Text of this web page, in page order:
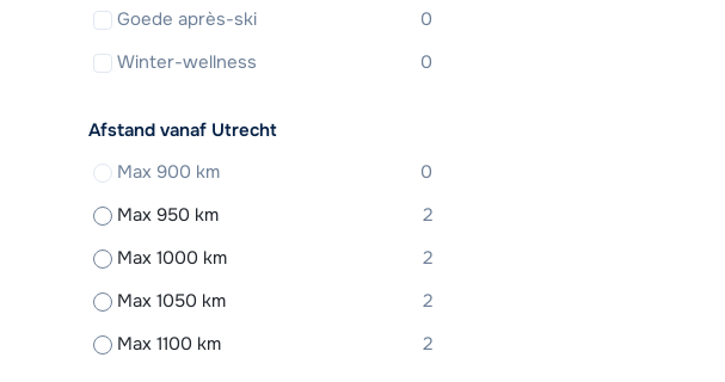
Goede après-ski
0
Winter-wellness
0
Afstand vanaf Utrecht
Max 900 km
0
Max 950 km
2
Max 1000 km
2
Max 1050 km
2
Max 1100 km
2